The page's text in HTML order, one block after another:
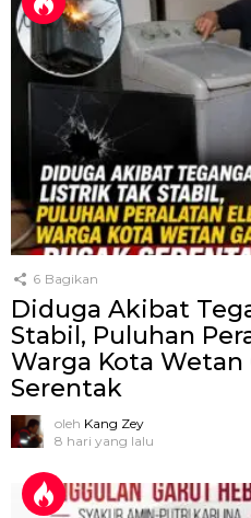
6 Bagikan
Diduga Akibat
Stabil, Puluhan
Warga Kota Wetan
Serentak
oleh Kang Zey
8 hari yang lalu